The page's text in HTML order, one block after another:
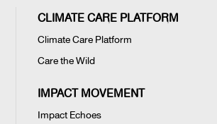
CLIMATE CARE PLATFORM
Climate Care Platform
Care the Wild
IMPACT MOVEMENT
Impact Echoes